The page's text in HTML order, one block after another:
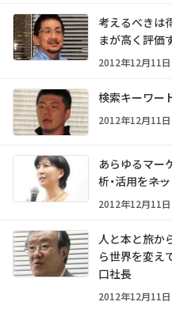
考えるべきは
まが高く評価
2012年12月11
検索キーワー
2012年12月11
あらゆるマー
析・活用を――
2012年12月11
人と本と旅か
ら世界を変え
口社長
2012年12月11